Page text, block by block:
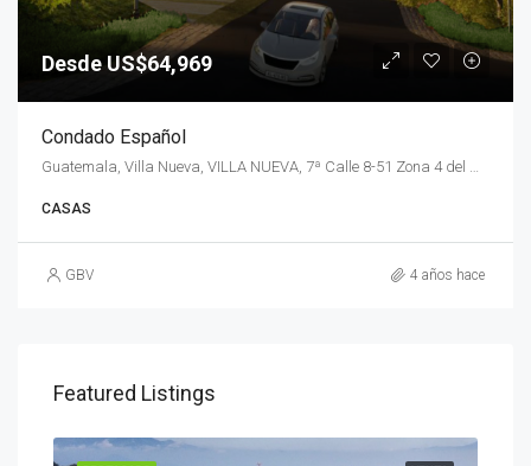
Desde US$64,969
Condado Español
CASAS
GBV 4 años hace
Featured Listings